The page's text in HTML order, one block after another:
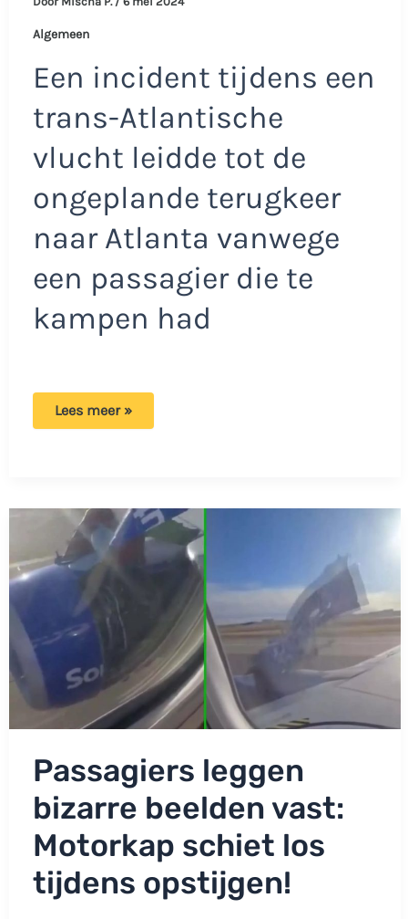
Algemeen
Een incident tijdens een
trans-Atlantische
vlucht leidde tot de
ongeplande terugkeer
naar Atlanta vanwege
een passagier die te
kampen had
Vliegtuig
passagier:
‘Alles
zat
onder’
Lees meer »
Passagiers leggen
bizarre beelden vast:
Motorkap schiet los
tijdens opstijgen!